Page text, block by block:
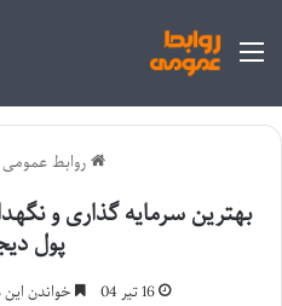
منو
روابط عمومی
بهترین سرمایه گذاری و
پول
16 تیر 04 خواندن این مطلب 4